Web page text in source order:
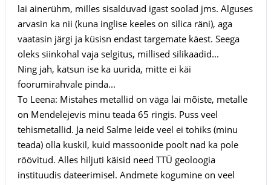
lai ainerühm, milles sisalduvad igast soolad jms. Alguses
arvasin ka nii (kuna inglise keeles on silica räni), aga
vaatasin järgi ja küsisn endast targemate käest. Seega
oleks siinkohal vaja selgitus, millised silikaadid...
Ning jah, katsun ise ka uurida, mitte ei käi
foorumirahvale pinda...
To Leena: Mistahes metallid on väga lai mõiste, metalle
on Mendelejevis minu teada 65 ringis. Puss veel
tehismetallid. Ja neid Salme leide veel ei tohiks (minu
teada) olla kuskil, kuid massoonide poolt nad ka pole
röövitud. Alles hiljuti käisid need TTÜ geoloogia
instituudis dateerimisel. Andmete kogumine on veel